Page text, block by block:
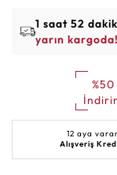
1 saat 52
yarın kargoda!
%50
12 aya
Alışveriş